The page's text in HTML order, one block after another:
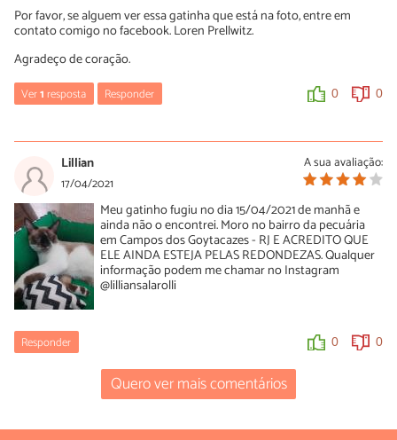
Por favor, se alguem ver essa gatinha que está na foto, entre em
contato comigo no facebook. Loren Prellwitz.
Agradeço de coração.
Ver1resposta Responder 0 0
Que triste! Meu gato Tbm sumio no dia 19\05\2021
0
A sua avaliação:
Lillian
17/04/2021
Meu gatinho fugiu no dia 15/04/2021 de manhã e
ainda não o encontrei. Moro no bairro da pecuária
em Campos dos Goytacazes - RJ E ACREDITO QUE
ELE AINDA ESTEJA PELAS REDONDEZAS. Qualquer
informação podem me chamar no Instagram
@lilliansalarolli
Responder 0 0
Quero ver mais comentários